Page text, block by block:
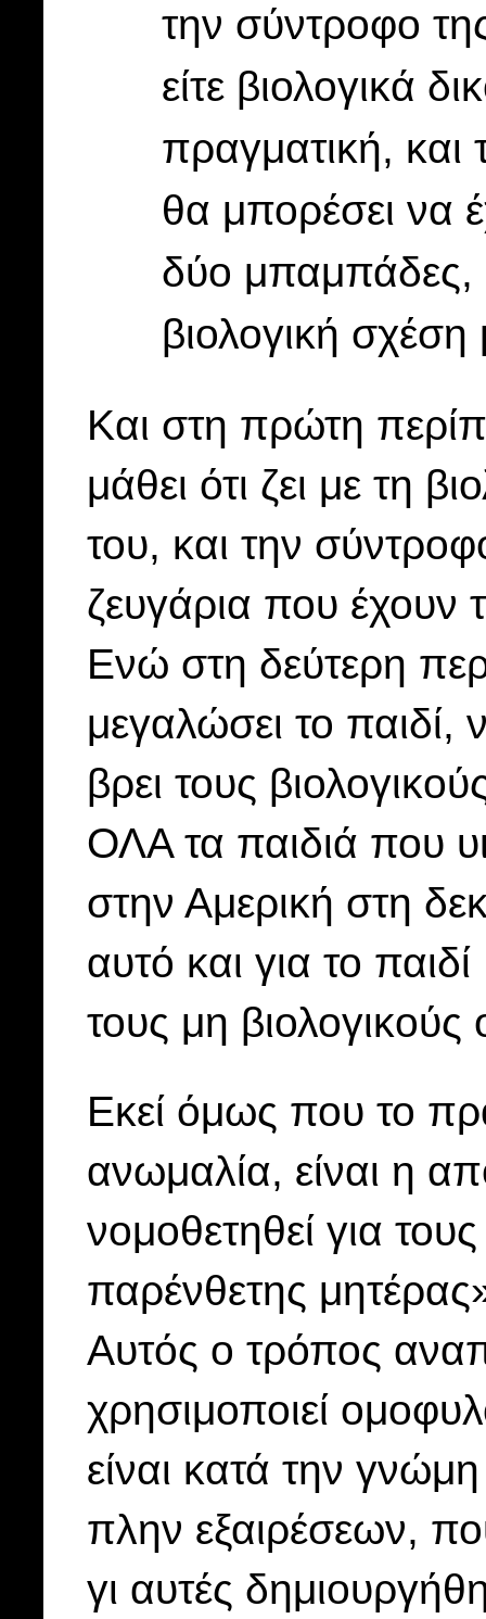
την σύντροφο
είτε βιολογικά
πραγματική,
θα μπορέσει να
δύο μπαμπάδες,
βιολογική σχέση
Και στη πρώτη
μάθει ότι ζει με τη
του, και την
ζευγάρια που έχουν
Ενώ στη δεύτερη
μεγαλώσει το παιδί,
βρει τους
ΟΛΑ τα παιδιά που
στην Αμερική στη
αυτό και για το παιδί
τους μη
Εκεί όμως που το
ανωμαλία, είναι η
νομοθετηθεί για
παρένθετης
Αυτός ο τρόπος
χρησιμοποιεί
είναι κατά την
πλην εξαιρέσεων,
γι αυτές